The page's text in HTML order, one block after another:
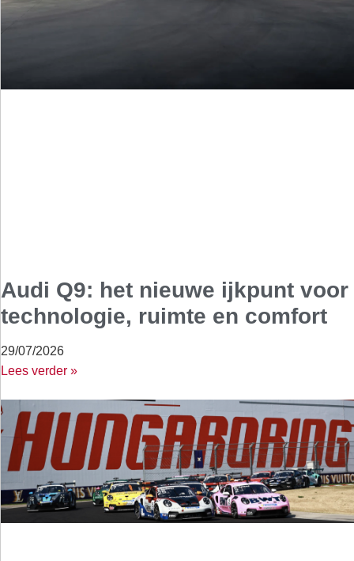
Audi Q9: het nieuwe ijkpunt voor
technologie, ruimte en comfort
29/07/2026
Lees verder »